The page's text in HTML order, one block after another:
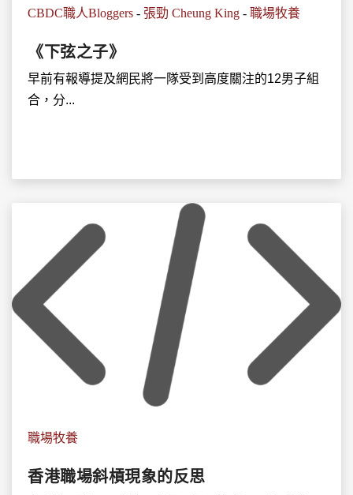
CBDC職人Bloggers - 張勁 Cheung King - 職場牧養
《下弦之子》
早前有報導提及網民將一隊受到高度關注的12男子組
合，分...
職場牧養
香港職場斜槓現象的反思